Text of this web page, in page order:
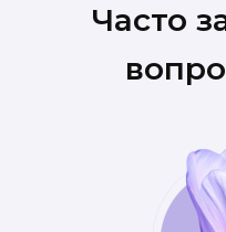
Часто